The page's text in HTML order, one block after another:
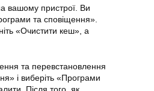
вашому пристрої. Ви
та сповіщення».
«Очистити кеш», а
та перевстановлення
і виберіть «Програми